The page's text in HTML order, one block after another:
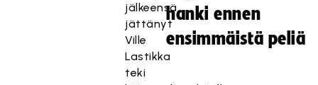
jälkeensä
jättänyt
Ville
Lastikka
teki
hanki ennen
ensimmäistä peliä